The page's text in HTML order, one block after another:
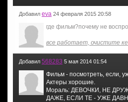
Добавил eva 24 февраля 2015 20:58
где фильм?почему не
все работает, очистите
Добавил 568283 5 мая 2014 01:54
Фильм - посмотреть, если,
Актеры хорошие.
Мораль: ДЕВОЧКИ, НЕ
ДАЖЕ, ЕСЛИ ТЕ - УЖЕ